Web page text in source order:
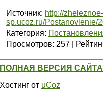
Источник: http://zheleznoe-
sp.ucoz.ru/Postanovlenie/
Категория:
Просмотров: 257
ПОЛНАЯ ВЕРСИЯ САЙТА
Хостинг от uCoz